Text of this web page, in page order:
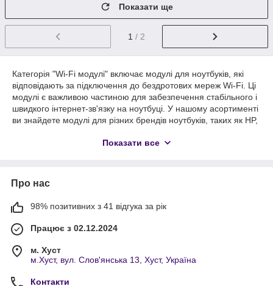
Показати ще
1 / 2
Категорія "Wi-Fi модулі" включає модулі для ноутбуків, які
відповідають за підключення до бездротових мереж Wi-Fi. Ці
модулі є важливою частиною для забезпечення стабільного і
швидкого інтернет-зв'язку на ноутбуці. У нашому асортименті
ви знайдете модулі для різних брендів ноутбуків, таких як HP,
Wi-Fi модулі, представлені у нашому магазині, включають
технологіями бездротових мереж і надійність у використанні.
ноутбук до більш швидкої версії Wi-Fi, ми пропонуємо вам
заміни.
Показати все
Про нас
98% позитивних з 41 відгука за рік
Працює з 02.12.2024
м. Хуст
м.Хуст, вул. Слов'янська 13, Хуст, Україна
Контакти